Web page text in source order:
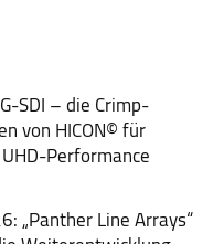
SDI – die Crimp-
von HICON© für
Performance
„Panther Line Arrays“